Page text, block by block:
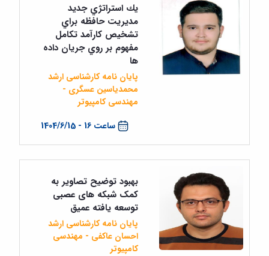
ساعت 16 - 1404/6/15
يك استراتژي جديد
مديريت حافظه براي
تشخيص كارآمد تكامل
مفهوم بر روي جريان داده
ها
پایان نامه کارشناسی ارشد
محمدیاسین عسگری -
مهندسی کامپیوتر
بهبود توضیح تصاویر به
کمک شبکه های عصبی
توسعه یافته عمیق
پایان نامه کارشناسی ارشد
احسان عاکفی - مهندسی
کامپیوتر